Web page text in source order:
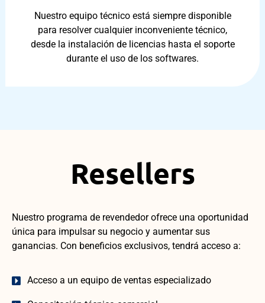
Nuestro equipo técnico está siempre disponible
para resolver cualquier inconveniente técnico,
desde la instalación de licencias hasta el soporte
durante el uso de los softwares.
Resellers
Nuestro programa de revendedor ofrece una oportunidad
única para impulsar su negocio y aumentar sus
ganancias. Con beneficios exclusivos, tendrá acceso a:
Acceso a un equipo de ventas especializado